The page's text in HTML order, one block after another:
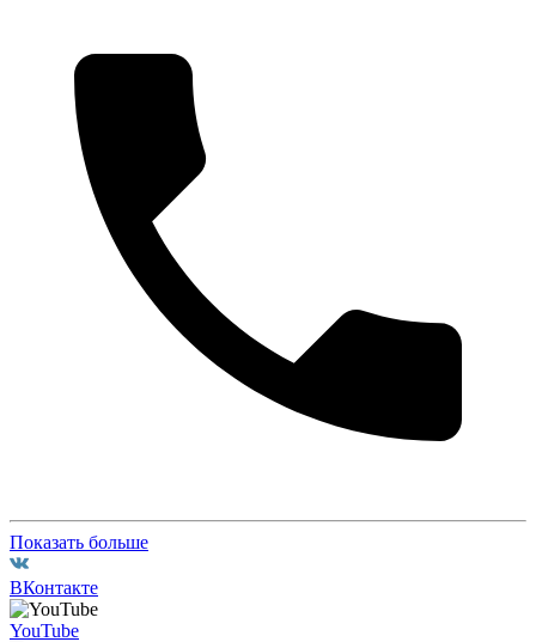
Показать больше
ВКонтакте
YouTube